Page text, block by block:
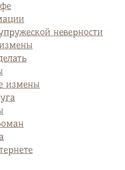
неверности
измены